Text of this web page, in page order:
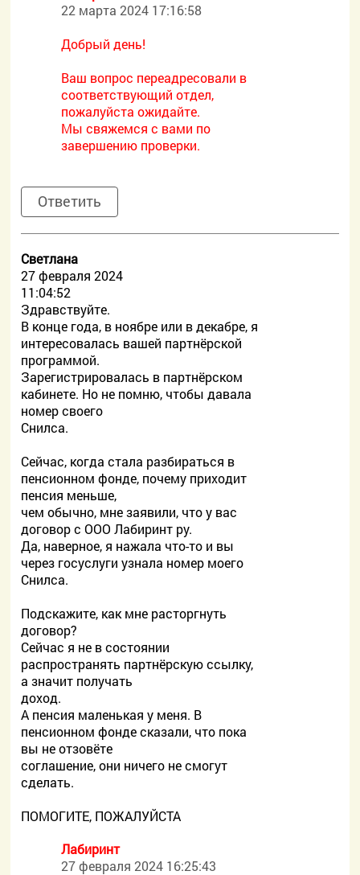
22 марта 2024 17:16:58
Добрый день!
Ваш вопрос переадресовали в
соответствующий отдел,
пожалуйста ожидайте.
Мы свяжемся с вами по
завершению проверки.
Ответить
Светлана
27 февраля 2024
11:04:52
Здравствуйте.
В конце года, в ноябре или в декабре, я
интересовалась вашей партнёрской
программой.
Зарегистрировалась в партнёрском
кабинете. Но не помню, чтобы давала
номер своего
Снилса.
Сейчас, когда стала разбираться в
пенсионном фонде, почему приходит
пенсия меньше,
чем обычно, мне заявили, что у вас
договор с ООО Лабиринт ру.
Да, наверное, я нажала что-то и вы
через госуслуги узнала номер моего
Снилса.
Подскажите, как мне расторгнуть
договор?
Сейчас я не в состоянии
распространять партнёрскую ссылку,
а значит получать
доход.
А пенсия маленькая у меня. В
пенсионном фонде сказали, что пока
вы не отзовёте
соглашение, они ничего не смогут
сделать.
ПОМОГИТЕ, ПОЖАЛУЙСТА
Лабиринт
27 февраля 2024 16:25:43